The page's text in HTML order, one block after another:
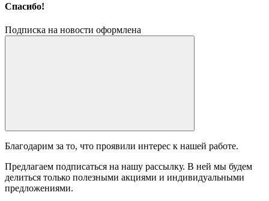
Спасибо!
Подписка на новости оформлена
Благодарим за то, что проявили интерес к нашей работе.
Предлагаем подписаться на нашу рассылку. В ней мы будем
делиться только полезными акциями и индивидуальными
предложениями.